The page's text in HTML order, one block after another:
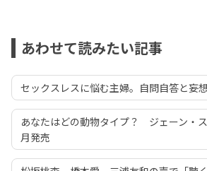
あわせて読みたい記事
セックスレスに悩む主婦。自問自答と妄
あなたはどの動物タイプ？ ジェーン・
月発売